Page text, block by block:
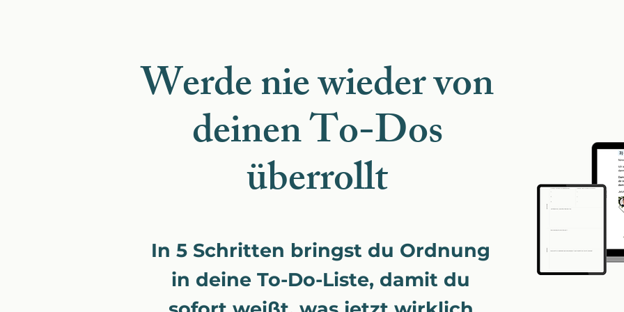
Werde nie wieder von
deinen To-Dos
überrollt
In 5 Schritten bringst du Ordnung
in deine To-Do-Liste, damit du